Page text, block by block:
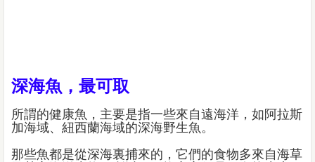
深海魚，最可取
所謂的健康魚，主要是指一些來自遠海洋，如阿拉斯
加海域、紐西蘭海域的深海野生魚。
那些魚都是從深海裏捕來的，它們的食物多來自海草